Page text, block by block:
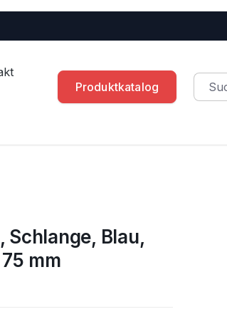
Produktkatalog
Schlange, Blau,
mm